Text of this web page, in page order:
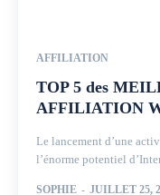
AFFILIATION
TOP 5 des
AFFILIATION
Le lancement d’une
l’énorme potentiel
SOPHIE - JUILLET 25,